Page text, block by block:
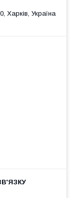
Харків, Україна